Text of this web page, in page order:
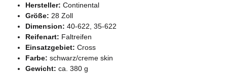
Hersteller: Continental
Größe: 28 Zoll
Dimension: 40-622, 35-622
Reifenart: Faltreifen
Einsatzgebiet: Cross
Farbe: schwarz/creme skin
Gewicht: ca. 380 g